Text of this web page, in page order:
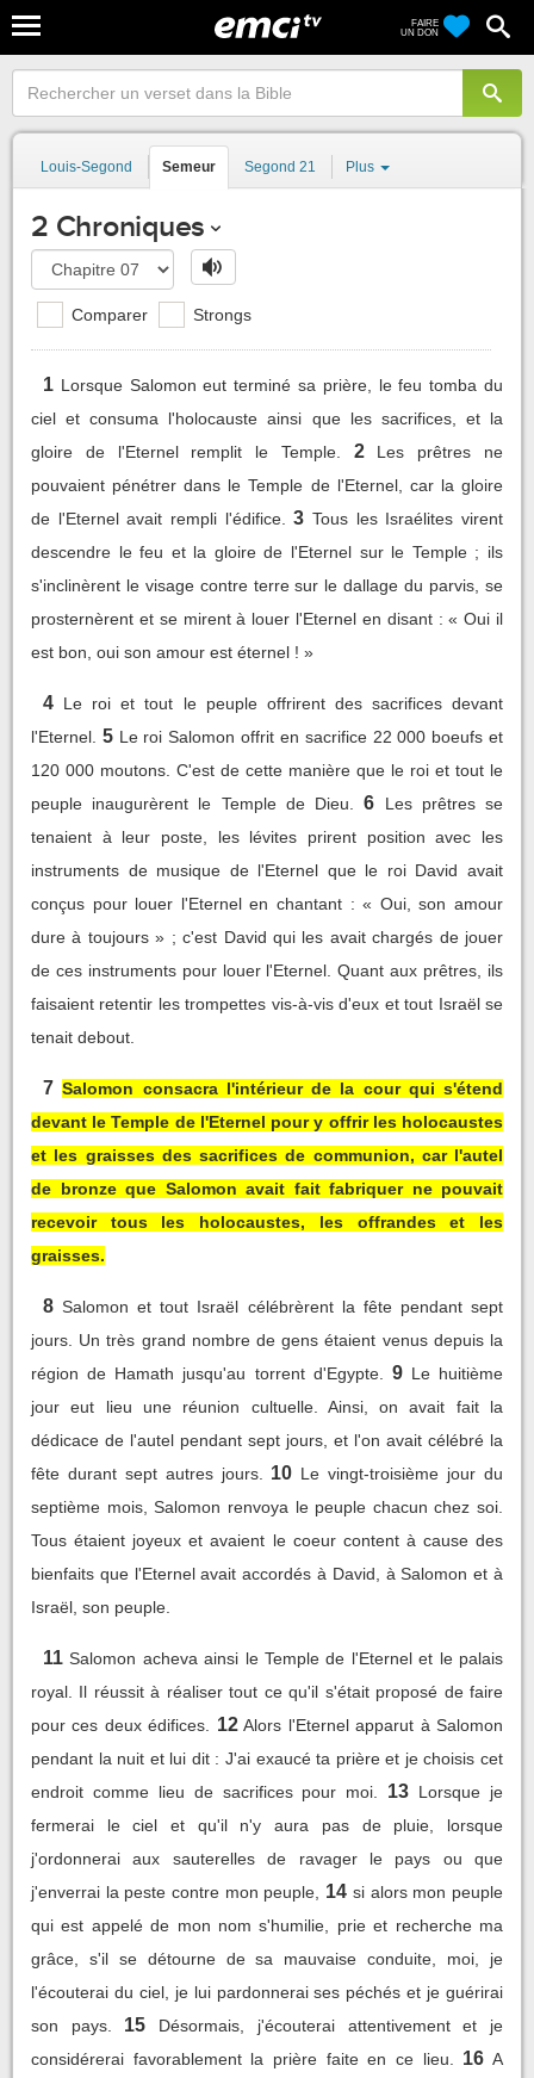
FAIRE
UN DON
Louis-Segond Semeur Segond 21 Plus
2 Chroniques
Comparer Strongs
1 Lorsque Salomon eut terminé sa prière, le feu tomba du
ciel et consuma l'holocauste ainsi que les sacrifices, et la
gloire de l'Eternel remplit le Temple.
2
Les prêtres ne
pouvaient pénétrer dans le Temple de l'Eternel, car la gloire
de l'Eternel avait rempli l'édifice.
3 Tous les Israélites virent
descendre le feu et la gloire de l'Eternel sur le Temple ; ils
s'inclinèrent le visage contre terre sur le dallage du parvis, se
prosternèrent et se mirent à louer l'Eternel en disant : « Oui il
est bon, oui son amour est éternel ! »
4 Le roi et tout le peuple offrirent des sacrifices devant
l'Eternel. 5 Le roi Salomon offrit en sacrifice 22 000 boeufs et
120 000 moutons. C'est de cette manière que le roi et tout le
peuple inaugurèrent le Temple de Dieu.
6
Les prêtres se
tenaient à leur poste, les lévites prirent position avec les
instruments de musique de l'Eternel que le roi David avait
conçus pour louer l'Eternel en chantant : « Oui, son amour
dure à toujours » ; c'est David qui les avait chargés de jouer
de ces instruments pour louer l'Eternel. Quant aux prêtres, ils
faisaient retentir les trompettes vis-à-vis d'eux et tout Israël se
tenait debout.
7 Salomon consacra l'intérieur de la cour qui s'étend
devant le Temple de l'Eternel pour y offrir les holocaustes
et les graisses des sacrifices de communion, car l'autel
de bronze que Salomon avait fait fabriquer ne pouvait
recevoir tous les holocaustes, les offrandes et les
graisses.
8 Salomon et tout Israël célébrèrent la fête pendant sept
jours. Un très grand nombre de gens étaient venus depuis la
région de Hamath jusqu'au torrent d'Egypte.
9 Le huitième
jour eut lieu une réunion cultuelle. Ainsi, on avait fait la
dédicace de l'autel pendant sept jours, et l'on avait célébré la
fête durant sept autres jours.
10 Le vingt-troisième jour du
septième mois, Salomon renvoya le peuple chacun chez soi.
Tous étaient joyeux et avaient le coeur content à cause des
bienfaits que l'Eternel avait accordés à David, à Salomon et à
Israël, son peuple.
11 Salomon acheva ainsi le Temple de l'Eternel et le palais
royal. Il réussit à réaliser tout ce qu'il s'était proposé de faire
pour ces deux édifices.
12 Alors l'Eternel apparut à Salomon
pendant la nuit et lui dit : J'ai exaucé ta prière et je choisis cet
endroit comme lieu de sacrifices pour moi.
13 Lorsque je
fermerai le ciel et qu'il n'y aura pas de pluie, lorsque
j'ordonnerai aux sauterelles de ravager le pays ou que
j'enverrai la peste contre mon peuple,
14 si alors mon peuple
qui est appelé de mon nom s'humilie, prie et recherche ma
grâce, s'il se détourne de sa mauvaise conduite, moi, je
l'écouterai du ciel, je lui pardonnerai ses péchés et je guérirai
son pays.
15
Désormais, j'écouterai attentivement et je
considérerai favorablement la prière faite en ce lieu.
16 A